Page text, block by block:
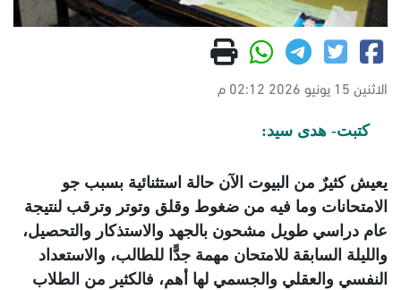
الاثنين 15 يونيو 2026 02:12 م
كتبت- هدى سيد:
يعيش كثيرٌ من البيوت الآن حالة استثنائية بسبب جو
الامتحانات وما فيه من ضغوط وقلق وتوتر وترقب لنتيجة
عام دراسي طويل مشحون بالجهد والاستذكار والتحصيل،
والليلة السابقة للامتحان مهمة جدًّا للطالب، والاستعداد
النفسي والعقلي والجسمي لها أهم، فالكثير من الطلاب